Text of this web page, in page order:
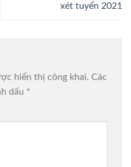
xét tuyển 2021
hiển thị công khai. Các
dấu *